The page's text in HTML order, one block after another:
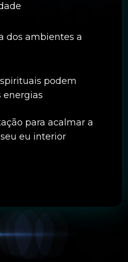
dos ambientes a
podem
energias
para acalmar a
eu interior